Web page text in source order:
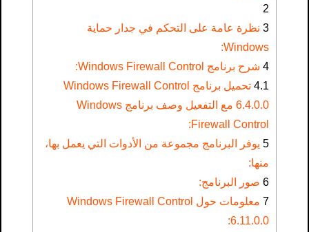
2
3 نظرة عامة على التحكم في جدار حماية
Windows:
4 شرح برنامج Windows Firewall Control:
4.1
تحميل برنامج Windows Firewall Control
6.4.0.0 مع التفعيل وصف برنامج Windows
Firewall Control:
5 يوفر البرنامج مجموعة من الأدوات التي يعمل بها،
منها:
6 صور البرنامج:
7
معلومات حول Windows Firewall Control
6.11.0.0: